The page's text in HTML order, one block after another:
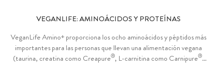
VEGANLIFE: AMINOÁCIDOS Y PROTEÍNAS
VeganLife Amino+ proporciona los ocho aminoácidos y péptidos más
importantes para las personas que llevan una alimentación vegana
(taurina, creatina como Creapure®, L-carnitina como Carnipure®,